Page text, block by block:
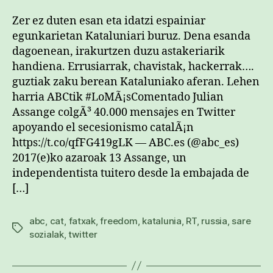
Zer ez duten esan eta idatzi espainiar
egunkarietan Kataluniari buruz. Dena esanda
dagoenean, irakurtzen duzu astakeriarik
handiena. Errusiarrak, chavistak, hackerrak….
guztiak zaku berean Kataluniako aferan. Lehen
harria ABCtik #LoMÃ¡sComentado Julian
Assange colgÃ³ 40.000 mensajes en Twitter
apoyando el secesionismo catalÃ¡n
https://t.co/qfFG419gLK — ABC.es (@abc_es)
2017(e)ko azaroak 13 Assange, un
independentista tuitero desde la embajada de
[…]
Etiketak
abc, cat, fatxak,freedom, katalunia, RT, russia, sare
sozialak,twitter